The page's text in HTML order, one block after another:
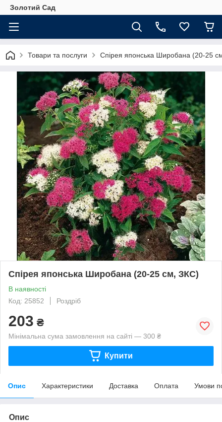
Золотий Сад
Товари та послуги Спірея японська Широбана (20-25
Спірея японська Широбана (20-25 см, ЗКС)
В наявності
Код: 25852
Роздріб
203 ₴
Мінімальна сума замовлення на сайті — 300 ₴
Купити
Опис Характеристики Доставка Оплата Умови
Опис